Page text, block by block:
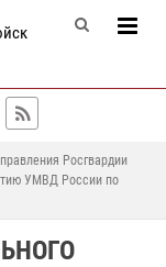
Росгвардии
УМВД России по